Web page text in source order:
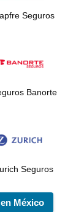
Seguros
Banorte
Seguros
México